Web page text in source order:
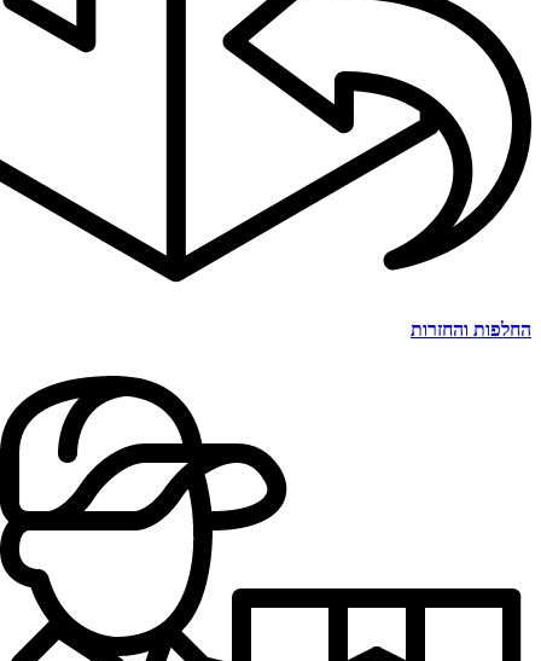
החלפות והחזרות